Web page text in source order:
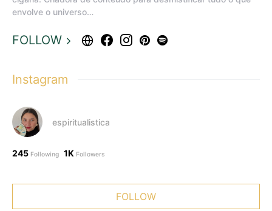
envolve o universo…
FOLLOW
Instagram
espiritualistica
245 Following 1K Followers
FOLLOW